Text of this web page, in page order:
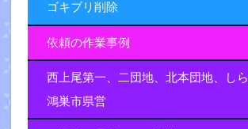
ゴキブリ削除
依頼の作業事例
西上尾第一、二団地、北本団地、しら
鴻巣市県営